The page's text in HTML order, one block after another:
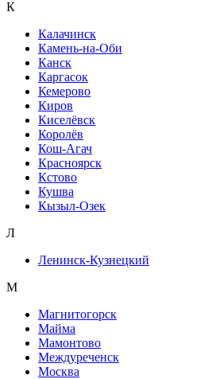
К
Калачинск
Камень-на-Оби
Канск
Каргасок
Кемерово
Киров
Киселёвск
Королёв
Кош-Агач
Красноярск
Кстово
Кушва
Кызыл-Озек
Л
Ленинск-Кузнецкий
М
Магнитогорск
Майма
Мамонтово
Междуреченск
Москва